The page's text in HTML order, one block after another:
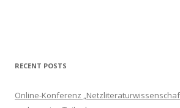
RECENT POSTS
Online-Konferenz